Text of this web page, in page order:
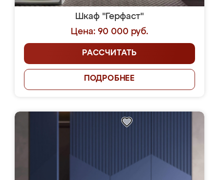
Шкаф "Герфаст"
Цена: 90 000 руб.
РАССЧИТАТЬ
ПОДРОБНЕЕ